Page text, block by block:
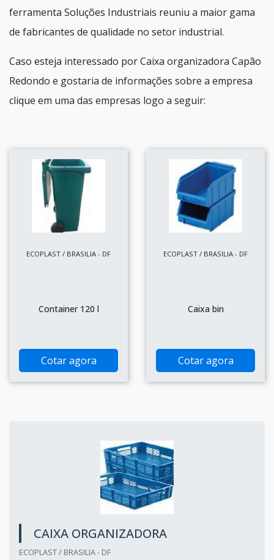
ferramenta Soluções Industriais reuniu a maior gama
de fabricantes de qualidade no setor industrial.
Caso esteja interessado por Caixa organizadora Capão
Redondo e gostaria de informações sobre a empresa
clique em uma das empresas logo a seguir:
ECOPLAST / BRASILIA - DF
Container 120 l
Cotar agora
ECOPLAST / BRASILIA - DF
Caixa bin
Cotar agora
CAIXA ORGANIZADORA
ECOPLAST / BRASILIA - DF